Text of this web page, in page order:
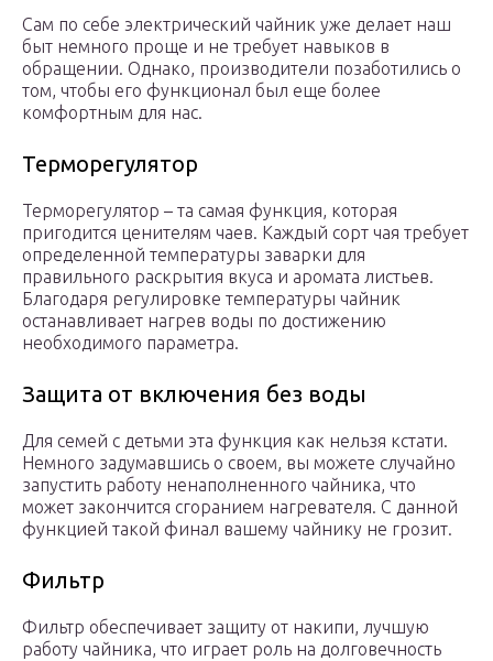
Сам по себе электрический чайник уже делает наш
быт немного проще и не требует навыков в
обращении. Однако, производители позаботились о
том, чтобы его функционал был еще более
комфортным для нас.
Терморегулятор
Терморегулятор – та самая функция, которая
пригодится ценителям чаев. Каждый сорт чая требует
определенной температуры заварки для
правильного раскрытия вкуса и аромата листьев.
Благодаря регулировке температуры чайник
останавливает нагрев воды по достижению
необходимого параметра.
Защита от включения без воды
Для семей с детьми эта функция как нельзя кстати.
Немного задумавшись о своем, вы можете случайно
запустить работу ненаполненного чайника, что
может закончится сгоранием нагревателя. С данной
функцией такой финал вашему чайнику не грозит.
Фильтр
Фильтр обеспечивает защиту от накипи, лучшую
работу чайника, что играет роль на долговечность